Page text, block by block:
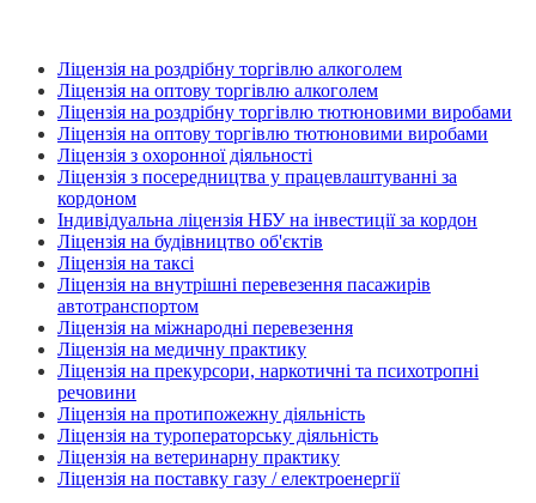
Ліцензія на роздрібну торгівлю алкоголем
Ліцензія на оптову торгівлю алкоголем
Ліцензія на роздрібну торгівлю тютюновими виробами
Ліцензія на оптову торгівлю тютюновими виробами
Ліцензія з охоронної діяльності
Ліцензія з посередництва у працевлаштуванні за
кордоном
Індивідуальна ліцензія НБУ на інвестиції за кордон
Ліцензія на будівництво об'єктів
Ліцензія на таксі
Ліцензія на внутрішні перевезення пасажирів
автотранспортом
Ліцензія на міжнародні перевезення
Ліцензія на медичну практику
Ліцензія на прекурсори, наркотичні та психотропні
речовини
Ліцензія на протипожежну діяльність
Ліцензія на туроператорську діяльність
Ліцензія на ветеринарну практику
Ліцензія на поставку газу / електроенергії